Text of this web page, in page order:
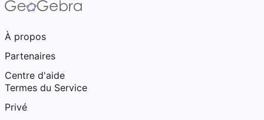
À propos
Partenaires
Centre d'aide
Termes du Service
Privé